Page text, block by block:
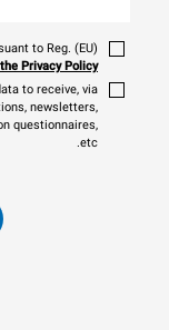
to Reg. (EU)
Privacy Policy
to receive, via
newsletters,
questionnaires,
etc.